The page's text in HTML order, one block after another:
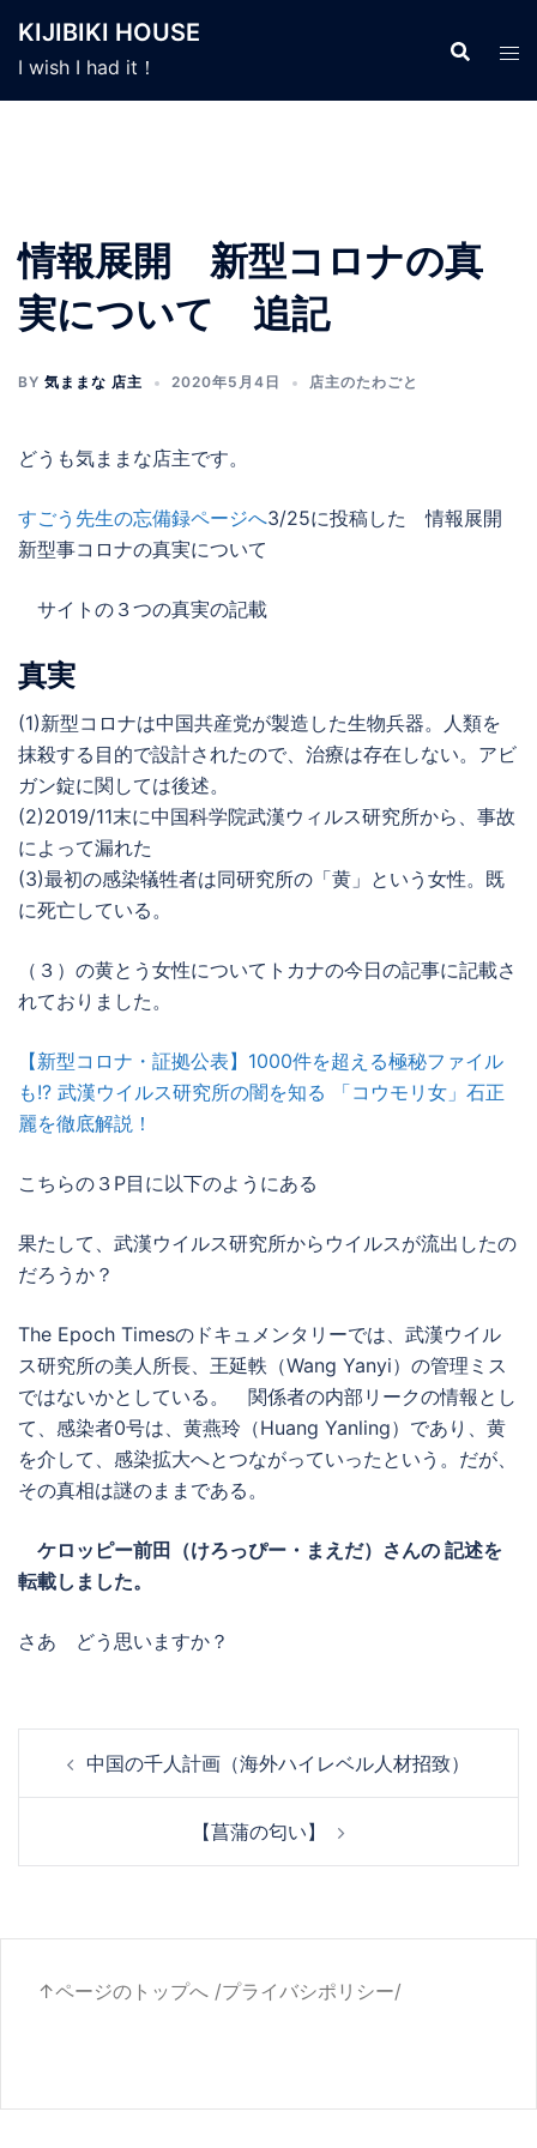
ン
ッ
KIJIBIKI HOUSE
I wish I had it！
情報展開 新型コロナの真
実について 追記
BY 気ままな 店主 2020年5月4日 店主のたわごと
どうも気ままな店主です。
すごう先生の忘備録ページへ3/25に投稿した 情報展開
新型事コロナの真実について
サイトの３つの真実の記載
真実
(1)新型コロナは中国共産党が製造した生物兵器。人類を
抹殺する目的で設計されたので、治療は存在しない。アビ
ガン錠に関しては後述。
(2)2019/11末に中国科学院武漢ウィルス研究所から、事故
によって漏れた
(3)最初の感染犠牲者は同研究所の「黄」という女性。既
に死亡している。
（３）の黄とう女性についてトカナの今日の記事に記載さ
れておりました。
【新型コロナ・証拠公表】1000件を超える極秘ファイル
も!? 武漢ウイルス研究所の闇を知る 「コウモリ女」石正
麗を徹底解説！
こちらの３P目に以下のようにある
果たして、武漢ウイルス研究所からウイルスが流出したの
だろうか？
The Epoch Timesのドキュメンタリーでは、武漢ウイル
ス研究所の美人所長、王延軼（Wang Yanyi）の管理ミス
ではないかとしている。 関係者の内部リークの情報とし
て、感染者0号は、黄燕玲（Huang Yanling）であり、黄
を介して、感染拡大へとつながっていったという。だが、
その真相は謎のままである。
ケロッピー前田（けろっぴー・まえだ）さんの 記述を
転載しました。
さあ どう思いますか？
ゲ
シ
ョ
中国の千人計画（海外ハイレベル人材招致）
【菖蒲の匂い】
↑ページのトップへ /プライバシポリシー/